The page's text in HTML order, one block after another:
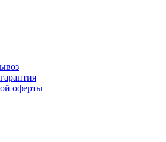
оферты